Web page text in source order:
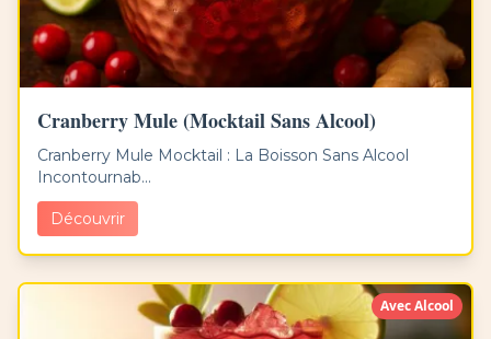
Cranberry Mule (Mocktail Sans Alcool)
Cranberry Mule Mocktail : La Boisson Sans Alcool
Incontournab...
Découvrir
Avec Alcool